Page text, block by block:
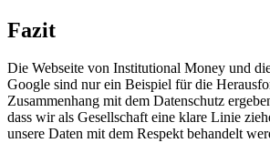
Fazit
Die Webseite von Institutional Money und
Google sind nur ein Beispiel für die
Zusammenhang mit dem Datenschutz
dass wir als Gesellschaft eine klare Linie
unsere Daten mit dem Respekt behandelt